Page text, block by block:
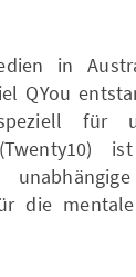
in
QYou
für
die